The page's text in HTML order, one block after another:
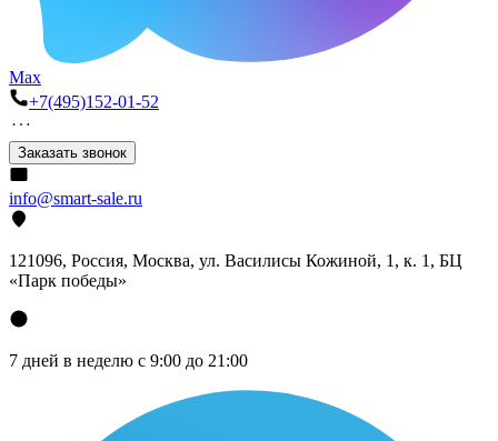
Max
+7(495)152-01-52
Заказать звонок
info@smart-sale.ru
121096, Россия, Москва, ул. Василисы Кожиной, 1, к. 1, БЦ
«Парк победы»
7 дней в неделю с 9:00 до 21:00